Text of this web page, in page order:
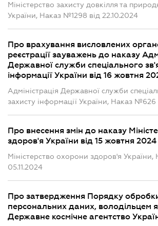
Міністерство захисту довкілля та
України, Наказ №1298 від 22.10.2024
Про врахування висловлених
реєстрації зауважень до наказу
Державної служби спеціального
інформації України від 16 жовтня
Адміністрація Державної служби
захисту інформації України, Наказ №626
Про внесення змін до наказу
здоров'я України від 15 жовтня
Міністерство охорони здоров'я України,
05.11.2024
Про затвердження Порядку
персональних даних, володільцем
Державне космічне агентство